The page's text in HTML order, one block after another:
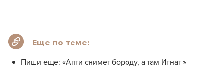
Еще по теме:
Пиши еще: «Апти снимет бороду, а там Игнат!»